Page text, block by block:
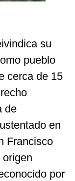
su
pueblo
cerca de 15
de
en
Francisco
por